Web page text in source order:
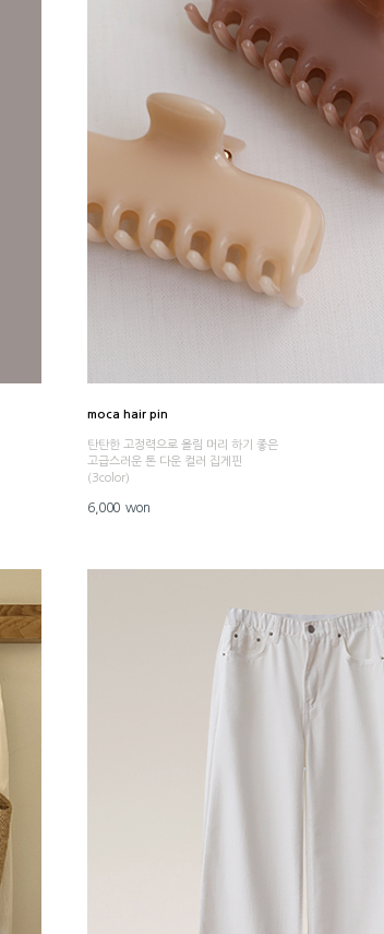
moca hair pin
탄탄한 고정력으로 올림 머리 하기 좋은
고급스러운 톤 다운 컬러 집게핀
(3color)
6,000 won